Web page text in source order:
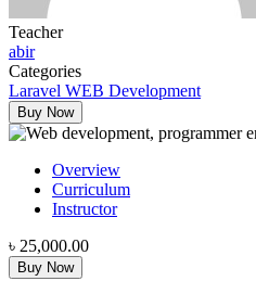
Teacher
abir
Categories
Laravel WEB Development
Buy Now
Overview
Curriculum
Instructor
৳ 25,000.00
Buy Now